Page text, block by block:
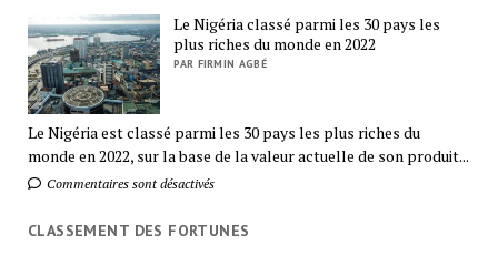
Le Nigéria classé parmi les 30 pays les
plus riches du monde en 2022
PAR FIRMIN AGBÉ
Le Nigéria est classé parmi les 30 pays les plus riches du
monde en 2022, sur la base de la valeur actuelle de son produit...
Commentaires sont désactivés
CLASSEMENT DES FORTUNES